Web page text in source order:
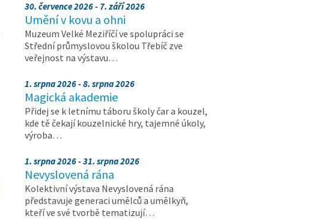
30. července 2026 - 7. září 2026
Umění v kovu a ohni
Muzeum Velké Meziříčí ve spolupráci se
Střední průmyslovou školou Třebíč zve
veřejnost na výstavu…
1. srpna 2026 - 8. srpna 2026
Magická akademie
Přidej se k letnímu táboru školy čar a kouzel,
kde tě čekají kouzelnické hry, tajemné úkoly,
výroba…
1. srpna 2026 - 31. srpna 2026
Nevyslovená rána
Kolektivní výstava Nevyslovená rána
představuje generaci umělců a umělkyň,
kteří ve své tvorbě tematizují…